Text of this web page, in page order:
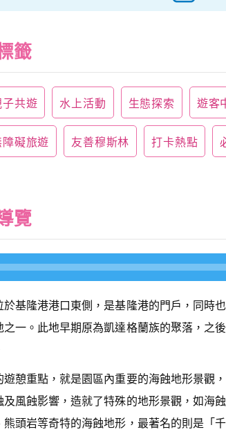
籤
子共遊 水上活動 生態探索 遊客
障礙旅遊 友善穆斯林 打卡熱點
覽
基隆港港口東側，是基隆港的門戶，同時
一。此地早期原為凱達格蘭族的聚落，之
憩重點，就是園區內重要的海蝕地形景觀
風蝕影響，造就了特殊的地形景觀，如海
熊頭岩等奇特的海蝕地形，最著名的則是「